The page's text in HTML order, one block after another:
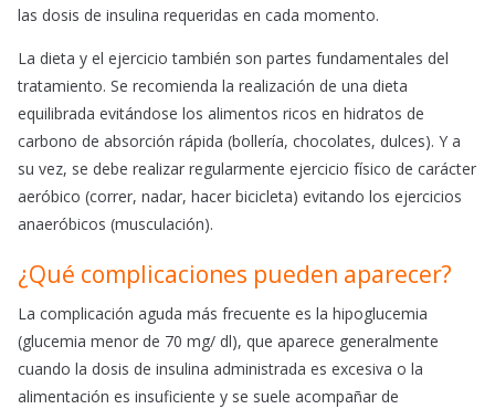
las dosis de insulina requeridas en cada momento.
La dieta y el ejercicio también son partes fundamentales del
tratamiento. Se recomienda la realización de una dieta
equilibrada evitándose los alimentos ricos en hidratos de
carbono de absorción rápida (bollería, chocolates, dulces). Y a
su vez, se debe realizar regularmente ejercicio físico de carácter
aeróbico (correr, nadar, hacer bicicleta) evitando los ejercicios
anaeróbicos (musculación).
¿Qué complicaciones pueden aparecer?
La complicación aguda más frecuente es la hipoglucemia
(glucemia menor de 70 mg/ dl), que aparece generalmente
cuando la dosis de insulina administrada es excesiva o la
alimentación es insuficiente y se suele acompañar de